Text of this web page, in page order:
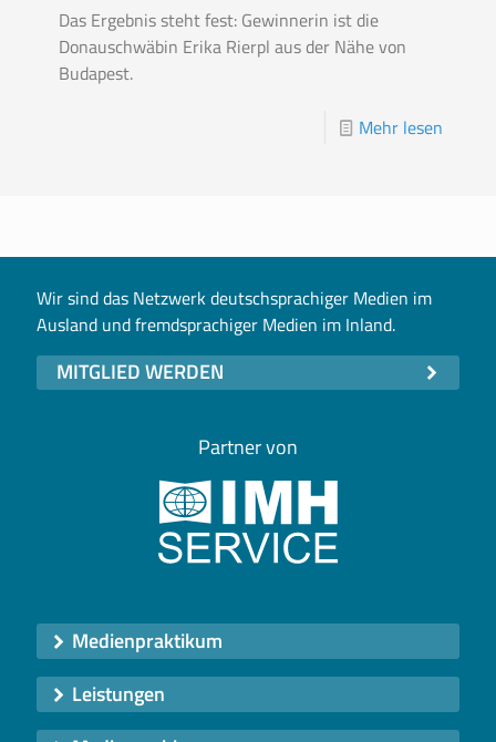
Das Ergebnis steht fest: Gewinnerin ist die
Donauschwäbin Erika Rierpl aus der Nähe von
Budapest.
Mehr lesen
Wir sind das Netzwerk deutschsprachiger Medien im
Ausland und fremdsprachiger Medien im Inland.
MITGLIED WERDEN
Partner von
Medienpraktikum
Leistungen